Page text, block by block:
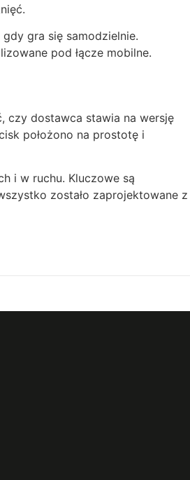
gra się samodzielnie.
pod łącze mobilne.
czy dostawca stawia na wersję
położono na prostotę i
i w ruchu. Kluczowe są
zostało zaprojektowane z